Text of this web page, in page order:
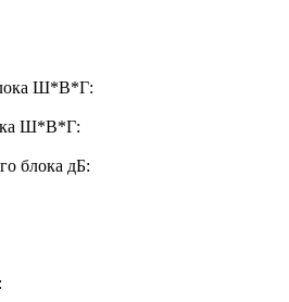
Ш*В*Г:
Ш*В*Г:
блока дБ: